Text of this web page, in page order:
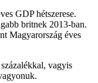
GDP hétszerese.
britnek 2013-ban.
Magyarország éves
vagyis